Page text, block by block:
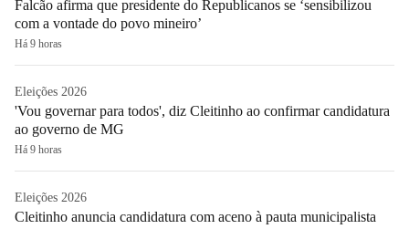
Falcão afirma que presidente do Republicanos se ‘sensibilizou
com a vontade do povo mineiro’
Há 9 horas
Eleições 2026
'Vou governar para todos', diz Cleitinho ao confirmar candidatura
ao governo de MG
Há 9 horas
Eleições 2026
Cleitinho anuncia candidatura com aceno à pauta municipalista